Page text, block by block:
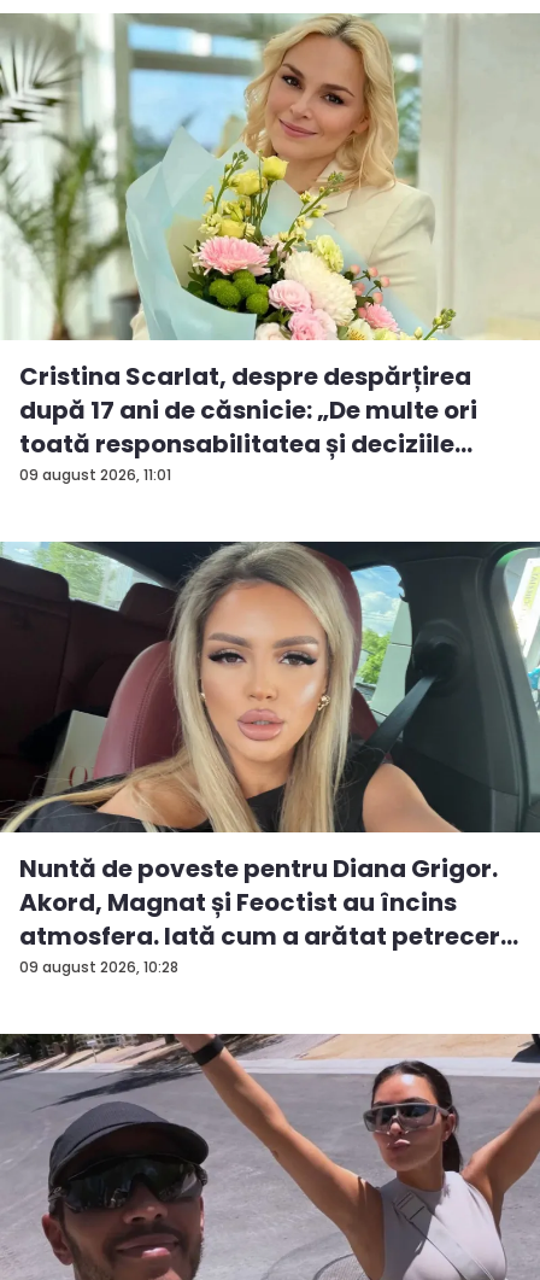
09 august 2026, 11:01
Cristina Scarlat, despre despărțirea
după 17 ani de căsnicie: „De multe ori
toată responsabilitatea și deciziile
erau...
09 august 2026, 10:28
Nuntă de poveste pentru Diana Grigor.
Akord, Magnat și Feoctist au încins
atmosfera. Iată cum a arătat petrecer...